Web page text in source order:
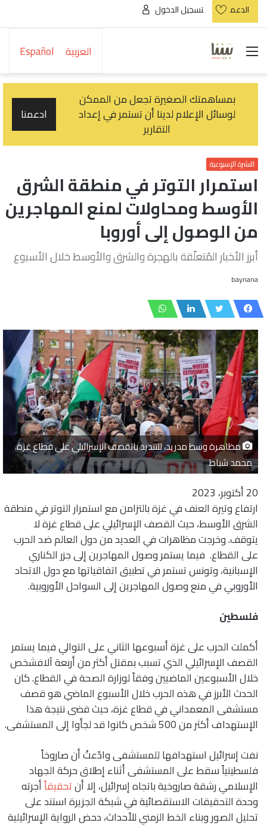
الدعم تسجيل الدخول
العربية Español القائمة
بمساهمتك الصغيرة تجعل من الممكن
لوسائل الإعلام لدينا أن تستمر في إعداد
التقارير
ادعمنا
النشرة الإسبوعية
استمرار التوتر في منطقة الشرق
الأوسط ومحاولات لمنع المهاجرين
من الوصول إلى أوروبا
أبرز الأخبار المُتعلّقة بالهجرة والشرق والأوسط خلال الأسبوع
baynana
مظاهرة وسط مدريد، للتنديد بالقصف الإسرائيلي على قطاع غزة.
محمد شباط
20 أكتوبر، 2023
ارتفاع وتيرة العنف في غزة بالتزامن مع استمرار التوتر في منطقة
الشرق الأوسط، حيث القصف الإسرائيلي على قطاع غزة لا
يتوقف. وخرجت مظاهرات في العديد من دول العالم ضد الحرب
على القطاع. فيما يستمر وصول المهاجرين إلى جزر الكناري
الإسبانية، وتونس تستمر في تطبيق اتفاقياتها مع دول الاتحاد
الأوروبي في منع وصول المهاجرين إلى السواحل الأوروبية.
فلسطين
أكملت الحرب على غزة أسبوعها الثاني على التوالي فيما يستمر
القصف الإسرائيلي الذي تسبب بمقتل أكثر من أربعة آلافشخص
خلال الأسبوعين الماضيين وفقاً لوزارة الصحة في القطاع. كان
الحدث الأبرز في هذه الحرب خلال الأسبوع الماضي هو قصف
مستشفى المعمداني في قطاع غزة، حيث قضى نتيجة هذا
الإستهداف أكثر من 500 شخص كانوا قد لجأوا إلى المستشفى.
نفت إسرائيل استهدافها للمستشفى وادّعتْ أن صاروخاً
فلسطينياً سقط على المستشفى أثناء إطلاق حركة الجهاد
الإسلامي رشقة صاروخية باتجاه إسرائيل، إلا أنتحقيقاًأجرته
وحدة التحقيقات الاستقصائية في شبكة الجزيرة استند على
تحليل الصور وبناء الخط الزمني للأحداث، دحض الرواية الإسرائيلية